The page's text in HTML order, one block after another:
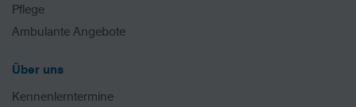
Pflege
Ambulante Angebote
Über uns
Kennenlerntermine